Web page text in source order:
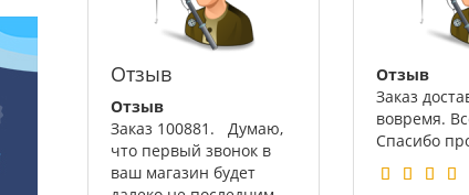
Отзыв
Отзыв
Заказ 100881. Думаю,
что первый звонок в
ваш магазин будет
Отзыв
Заказ
вовремя.
Спасибо